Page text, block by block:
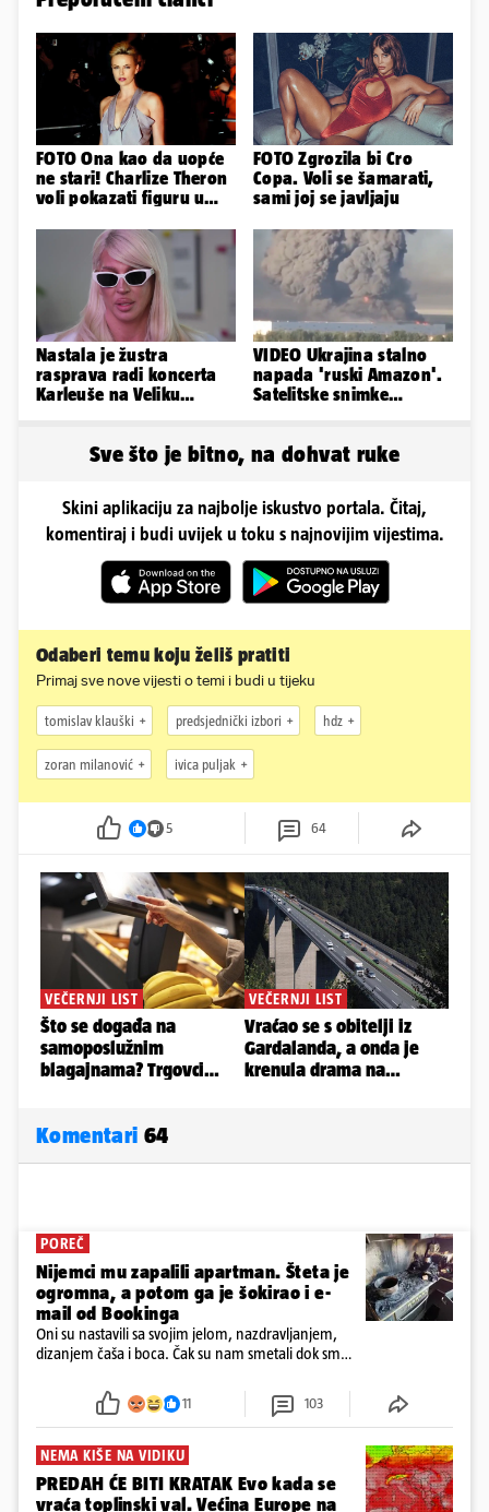
FOTO Ona kao da uopće
ne stari! Charlize Theron
voli pokazati figuru u
FOTO Zgrozila bi Cro
Copa. Voli se šamarati,
sami joj se javljaju
Nastala je žustra
rasprava radi koncerta
Karleuše na Veliku
VIDEO Ukrajina stalno
napada 'ruski Amazon'.
Satelitske snimke
Sve što je bitno, na dohvat ruke
Skini aplikaciju za najbolje iskustvo portala. Čitaj,
komentiraj i budi uvijek u toku s najnovijim vijestima.
Odaberi temu koju želiš pratiti
Primaj sve nove vijesti o temi i budi u tijeku
tomislav klauški predsjednički izbori hdz
zoran milanović ivica puljak
5 64
Komentari 64
POREČ
Nijemci mu zapalili apartman. Šteta je
ogromna, a potom ga je šokirao i e-
mail od Bookinga
Oni su nastavili sa svojim jelom, nazdravljanjem,
dizanjem čaša i boca. Čak su nam smetali dok smo
požar, rekao je vlasnik
11 103
NEMA KIŠE NA VIDIKU
PREDAH ĆE BITI KRATAK Evo kada se
vraća toplinski val. Većina Europe na